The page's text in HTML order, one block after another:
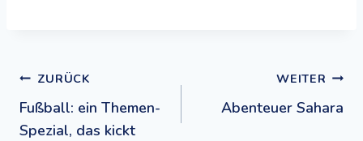
Beitragsnavigation
ZURÜCK
Fußball: ein Themen-
Spezial, das kickt
WEITER
Abenteuer Sahara